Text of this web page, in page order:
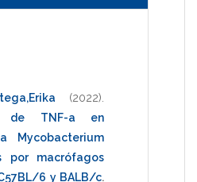
(2022)
de TNF-a en
Mycobacterium
por macrófagos
6 y BALB/c.